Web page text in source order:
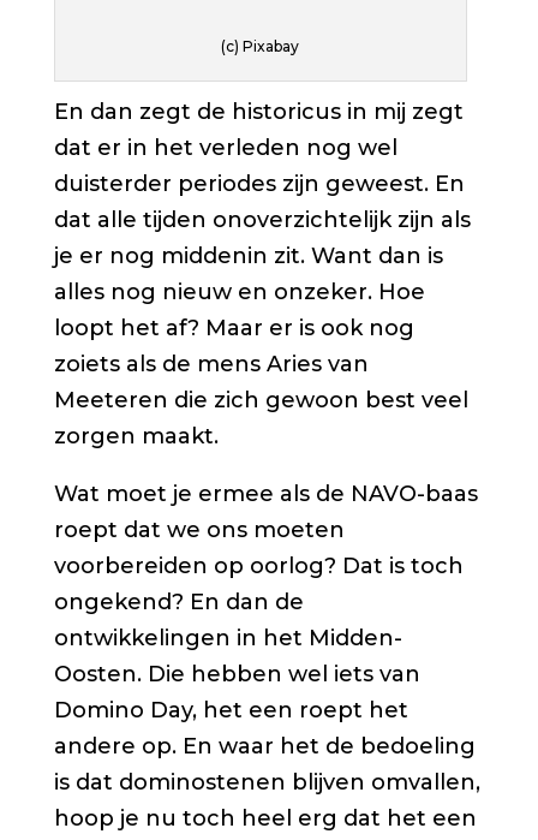
(c) Pixabay
En dan zegt de historicus in mij zegt
dat er in het verleden nog wel
duisterder periodes zijn geweest. En
dat alle tijden onoverzichtelijk zijn als
je er nog middenin zit. Want dan is
alles nog nieuw en onzeker. Hoe
loopt het af? Maar er is ook nog
zoiets als de mens Aries van
Meeteren die zich gewoon best veel
zorgen maakt.
Wat moet je ermee als de NAVO-baas
roept dat we ons moeten
voorbereiden op oorlog? Dat is toch
ongekend? En dan de
ontwikkelingen in het Midden-
Oosten. Die hebben wel iets van
Domino Day, het een roept het
andere op. En waar het de bedoeling
is dat dominostenen blijven omvallen,
hoop je nu toch heel erg dat het een